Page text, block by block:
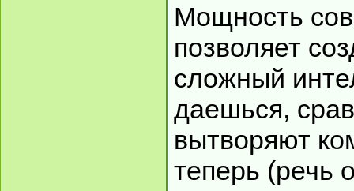
Мощность
позволяет
сложный
даешься,
вытворяют
теперь (речь